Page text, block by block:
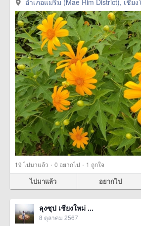
19ไปมาแล้ว · 0 อยากไป · 1 ถูกใจ
ไปมาแล้ว อยากไป
ลุงซุป เชียงใหม่ ...
8 ตุลาคม 2567